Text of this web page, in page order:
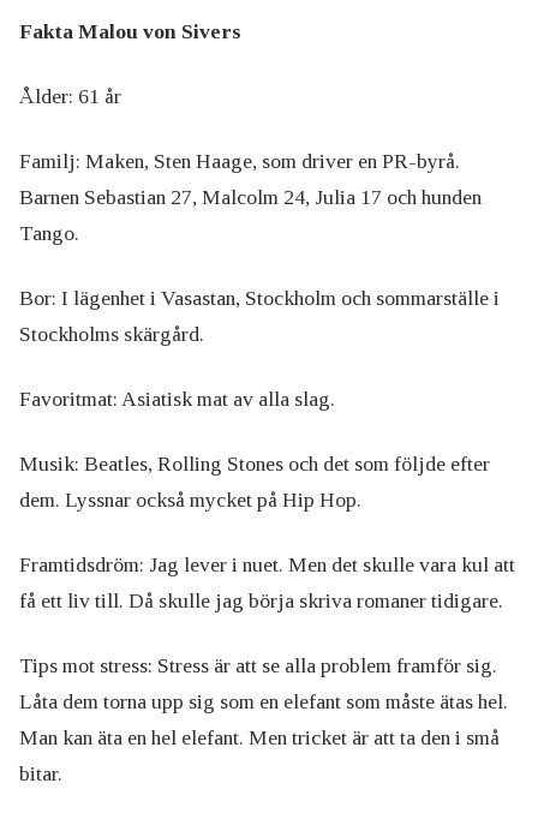
Fakta Malou von Sivers
Ålder: 61 år
Familj: Maken, Sten Haage, som driver en PR-byrå.
Barnen Sebastian 27, Malcolm 24, Julia 17 och hunden
Tango.
Bor: I lägenhet i Vasastan, Stockholm och sommarställe i
Stockholms skärgård.
Favoritmat: Asiatisk mat av alla slag.
Musik: Beatles, Rolling Stones och det som följde efter
dem. Lyssnar också mycket på Hip Hop.
Framtidsdröm: Jag lever i nuet. Men det skulle vara kul att
få ett liv till. Då skulle jag börja skriva romaner tidigare.
Tips mot stress: Stress är att se alla problem framför sig.
Låta dem torna upp sig som en elefant som måste ätas hel.
Man kan äta en hel elefant. Men tricket är att ta den i små
bitar.